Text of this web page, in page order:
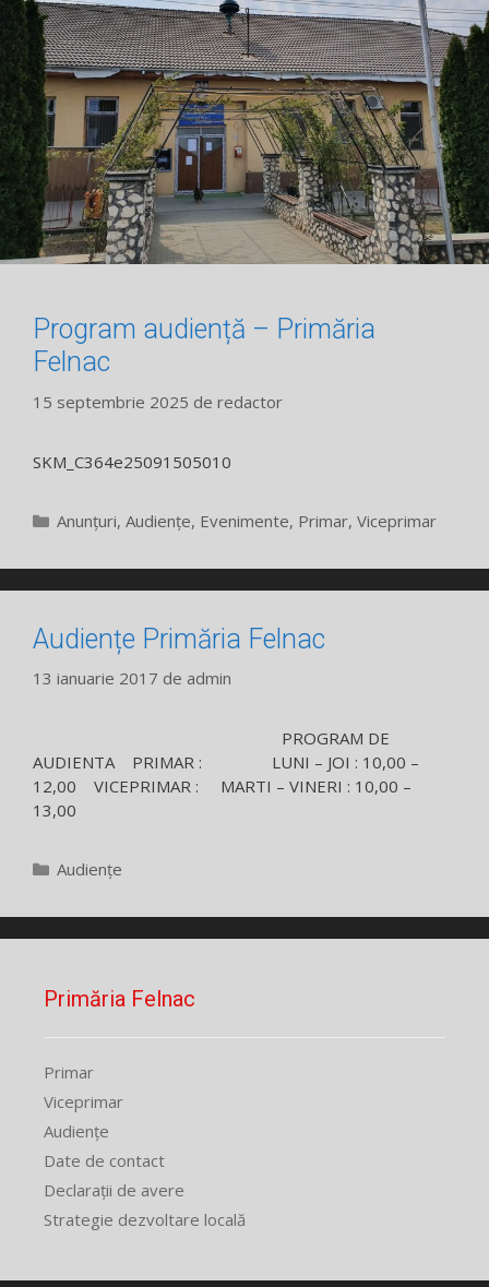
Program audiență – Primăria
Felnac
15 septembrie 2025 de redactor
SKM_C364e25091505010
Categorii
Anunțuri, Audiențe, Evenimente, Primar, Viceprimar
Audiențe Primăria Felnac
13 ianuarie 2017 de admin
PROGRAM DE
AUDIENTA PRIMAR : LUNI – JOI : 10,00 –
12,00 VICEPRIMAR : MARTI – VINERI : 10,00 –
13,00
Categorii
Audiențe
Primăria Felnac
Primar
Viceprimar
Audiențe
Date de contact
Declarații de avere
Strategie dezvoltare locală